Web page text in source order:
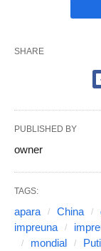
SHARE
PUBLISHED BY
owner
TAGS:
apara China
impreuna
mondial